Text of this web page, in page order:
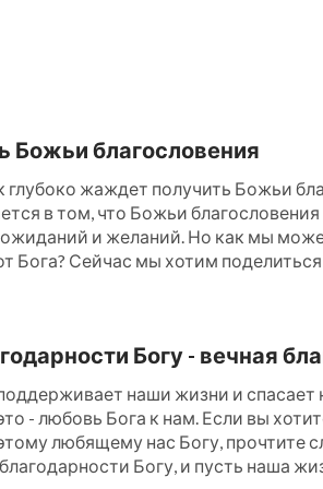
полагаемся на Бога
всегда рядом, чтобы
чем мы нуждаемся.
внимательно следовать по
ни в чем не испытывали
чата в нижней части
чтобы найти путь!
и Я успокою
Божьи благословения
жаждет получить Божьи
в том, что Божьи
и желаний. Но как мы
Бога? Сейчас мы хотим
Богу - вечная
наши жизни и спасает
- любовь Бога к нам. Если вы
любящему нас Богу, прочтите
Богу, и пусть наша